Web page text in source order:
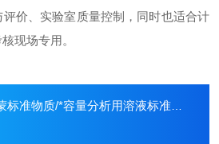
价、实验室质量控制，同时也适合计
现场专用。
质/*容量分析用溶液标准物质c(NaOH)：0.05mol/L50mL